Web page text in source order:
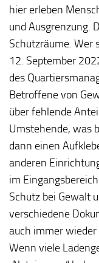
hier erleben
und Ausgrenzung.
Schutzräume. Wer
12. September
des
Betroffene von
über fehlende
Umstehende, was
dann einen
anderen
im
Schutz bei Gewalt
verschiedene
auch immer
Wenn viele